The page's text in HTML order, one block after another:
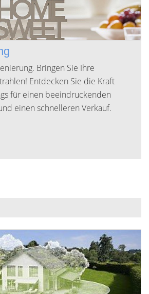
Bringen Sie Ihre
Entdecken Sie die Kraft
für einen beeindruckenden
einen schnelleren Verkauf.